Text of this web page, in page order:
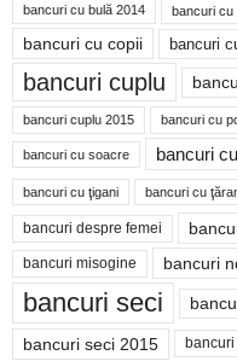
bancuri cu bulă 2014 bancuri cu
bancuri cu copii bancuri
bancuri cuplu
bancuri cuplu 2015 bancuri cu
bancuri cu soacre bancuri
bancuri cu ţigani bancuri cu
bancuri despre femei
bancuri misogine bancuri
bancuri seci
bancuri seci 2015